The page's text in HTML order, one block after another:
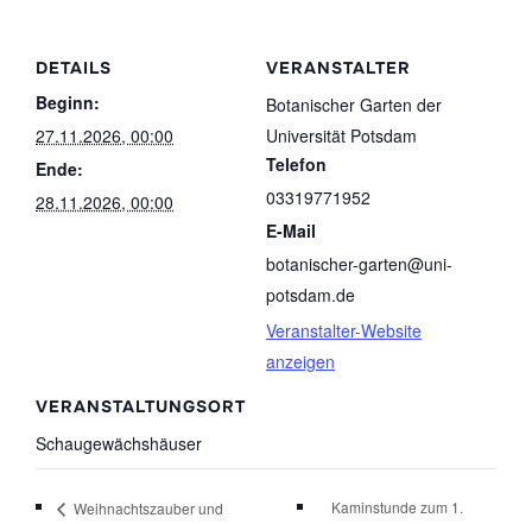
DETAILS
Beginn:
27.11.2026, 00:00
Ende:
28.11.2026, 00:00
VERANSTALTUNGSORT
Schaugewächshäuser
VERANSTALTER
Botanischer Garten der
Universität Potsdam
Telefon
03319771952
E-Mail
botanischer-garten@uni-
potsdam.de
Veranstalter-Website
anzeigen
Weihnachtszauber und
Kaminstunde zum 1.